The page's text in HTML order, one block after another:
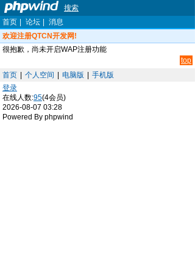
搜索
首页
论坛
消息
欢迎注册QTCN开发网!
很抱歉，尚未开启WAP注册功能
top
首页
个人空间 电脑版
手机版
登录
在线人数:95(4会员)
2026-08-07 03:28
Powered By phpwind